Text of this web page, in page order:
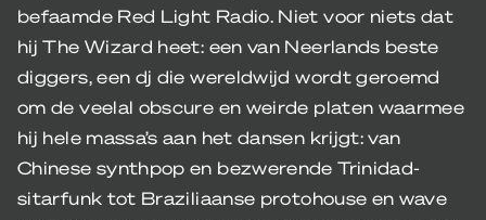
befaamde Red Light Radio. Niet voor niets dat
hij The Wizard heet: een van Neerlands beste
diggers, een dj die wereldwijd wordt geroemd
om de veelal obscure en weirde platen waarmee
hij hele massa’s aan het dansen krijgt: van
Chinese synthpop en bezwerende Trinidad-
sitarfunk tot Braziliaanse protohouse en wave